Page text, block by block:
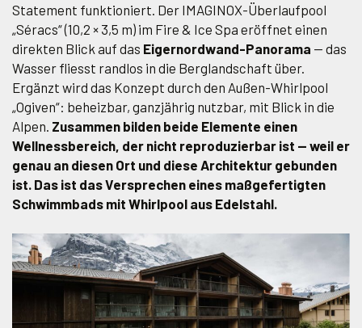
Statement funktioniert. Der IMAGINOX-Überlaufpool
„Séracs“ (10,2 × 3,5 m) im Fire & Ice Spa eröffnet einen
direkten Blick auf das Eigernordwand-Panorama — das
Wasser fliesst randlos in die Berglandschaft über.
Ergänzt wird das Konzept durch den Außen-Whirlpool
„Ogiven“: beheizbar, ganzjährig nutzbar, mit Blick in die
Alpen. Zusammen bilden beide Elemente einen
Wellnessbereich, der nicht reproduzierbar ist — weil er
genau an diesen Ort und diese Architektur gebunden
ist. Das ist das Versprechen eines maßgefertigten
Schwimmbads mit Whirlpool aus Edelstahl.